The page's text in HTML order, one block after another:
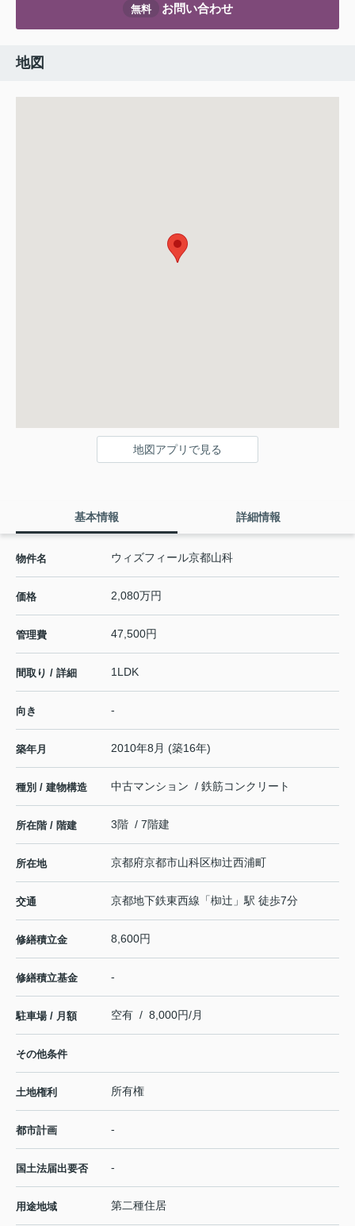
無料 お問い合わせ
地図
地図アプリで見る
基本情報 詳細情報
物件名 ウィズフィール京都山科
価格 2,080万円
管理費 47,500円
間取り / 詳細 1LDK
向き -
築年月 2010年8月 (築16年)
種別 / 建物構造 中古マンション / 鉄筋コンクリート
所在階 / 階建 3階 / 7階建
所在地 京都府京都市山科区椥辻西浦町
交通 京都地下鉄東西線 「椥辻 」駅 徒歩7分
修繕積立金 8,600円
修繕積立基金 -
駐車場 / 月額 空有 / 8,000円/月
その他条件
土地権利 所有権
都市計画 -
国土法届出要否 -
用途地域 第二種住居